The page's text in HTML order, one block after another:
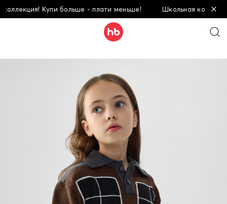
Купи больше - плати меньше! Школьная